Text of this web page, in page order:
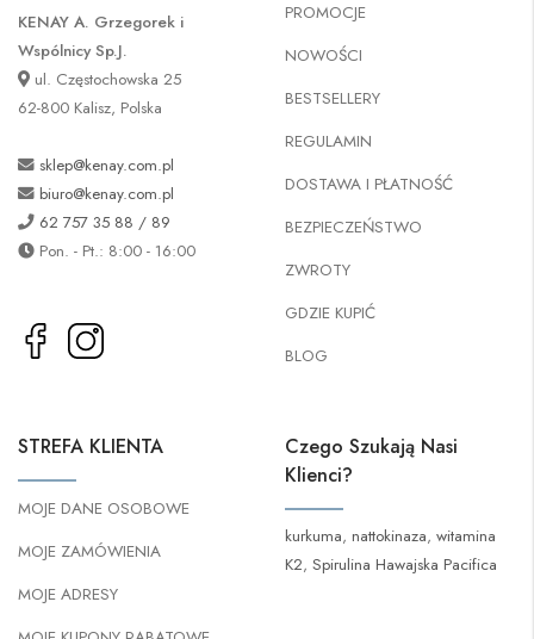
KENAY A. Grzegorek i
Wspólnicy Sp.J.
ul. Częstochowska 25
62-800 Kalisz, Polska
sklep@kenay.com.pl
biuro@kenay.com.pl
62 757 35 88 / 89
Pon. - Pt.: 8:00 - 16:00
PROMOCJE
NOWOŚCI
BESTSELLERY
REGULAMIN
DOSTAWA I PŁATNOŚĆ
BEZPIECZEŃSTWO
ZWROTY
GDZIE KUPIĆ
BLOG
STREFA KLIENTA
MOJE DANE OSOBOWE
MOJE ZAMÓWIENIA
MOJE ADRESY
Czego Szukają Nasi
Klienci?
kurkuma, nattokinaza, witamina
K2, Spirulina Hawajska Pacifica